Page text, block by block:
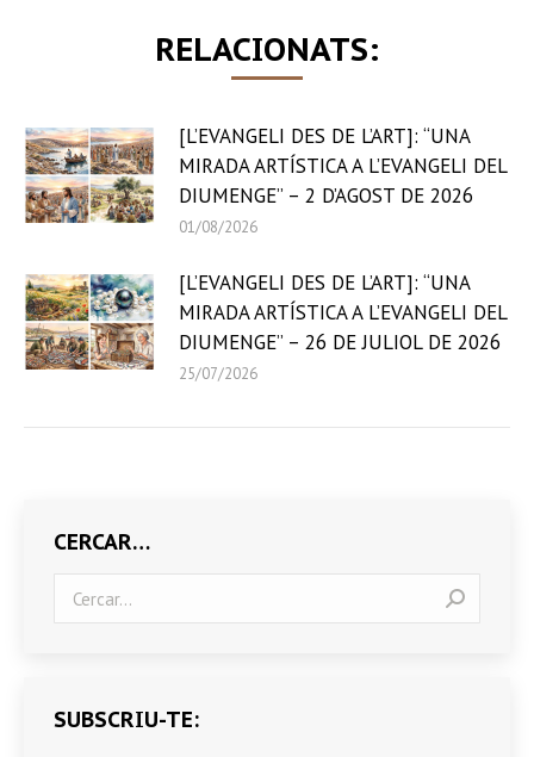
RELACIONATS:
[L’EVANGELI DES DE L’ART]: “UNA
MIRADA ARTÍSTICA A L’EVANGELI DEL
DIUMENGE” – 2 D’AGOST DE 2026
01/08/2026
[L’EVANGELI DES DE L’ART]: “UNA
MIRADA ARTÍSTICA A L’EVANGELI DEL
DIUMENGE” – 26 DE JULIOL DE 2026
25/07/2026
CERCAR…
SUBSCRIU-TE: